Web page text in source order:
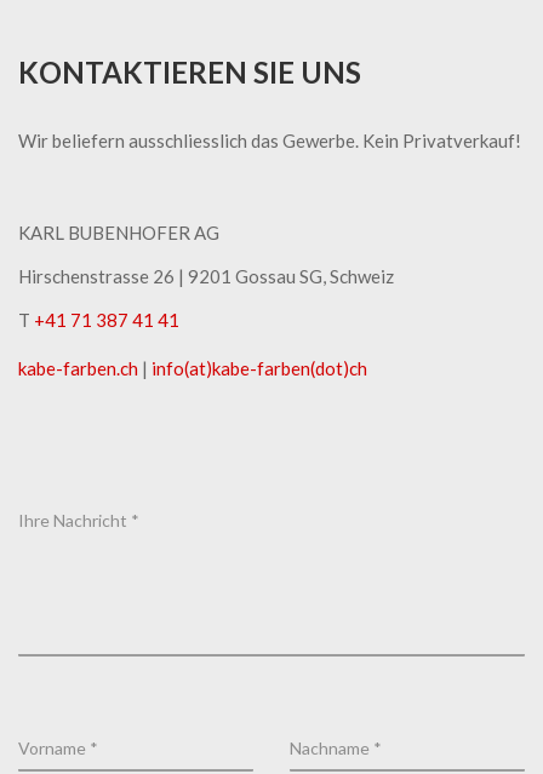
KONTAKTIEREN SIE UNS
Wir beliefern ausschliesslich das Gewerbe. Kein Privatverkauf!
KARL BUBENHOFER AG
Hirschenstrasse 26 | ​9201 Gossau SG, Schweiz
T +41 71 387 41 41
kabe-​farben.ch | info(at)kabe-​farben(dot)ch